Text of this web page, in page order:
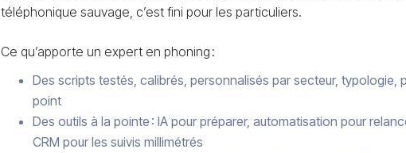
téléphonique sauvage, c’est fini pour les particuliers.
Ce qu’apporte un expert en phoning :
Des scripts testés, calibrés, personnalisés par secteur, typologie,
point
Des outils à la pointe : IA pour préparer, automatisation pour
CRM pour les suivis millimétrés